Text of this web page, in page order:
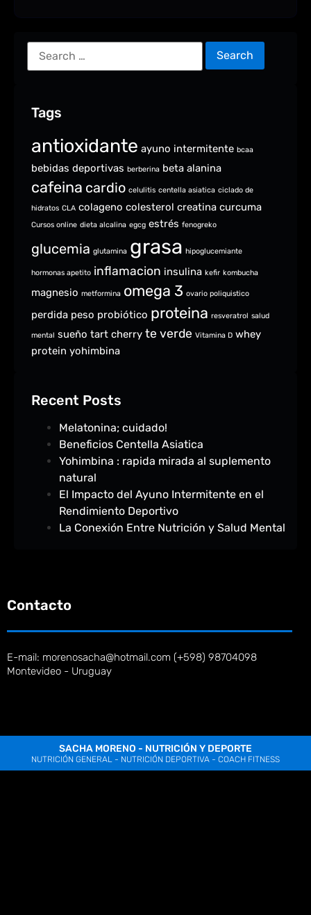
Tags
antioxidante ayuno intermitente bcaa
bebidas deportivas berberina beta alanina
cafeina cardio celulitis centella asiatica ciclado de
hidratos CLA colageno colesterol creatina curcuma
Cursos online dieta alcalina egcg estrés fenogreko
glucemia glutamina grasa hipoglucemiante
hormonas apetito inflamacion insulina kefir kombucha
magnesio metformina omega 3 ovario poliquistico
perdida peso probiótico proteina resveratrol salud
mental sueño tart cherry te verde Vitamina D whey
protein yohimbina
Recent Posts
Melatonina; cuidado!
Beneficios Centella Asiatica
Yohimbina : rapida mirada al suplemento
natural
El Impacto del Ayuno Intermitente en el
Rendimiento Deportivo
La Conexión Entre Nutrición y Salud Mental
Contacto
E-mail: morenosacha@hotmail.com (+598) 98704098
Montevideo - Uruguay
SACHA MORENO - NUTRICIÓN Y DEPORTE
NUTRICIÓN GENERAL - NUTRICIÓN DEPORTIVA - COACH FITNESS